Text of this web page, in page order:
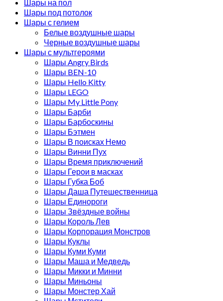
Шары на пол
Шары под потолок
Шары с гелием
Белые воздушные шары
Черные воздушные шары
Шары с мультгероями
Шары Angry Birds
Шары BEN-10
Шары Hello Kitty
Шары LEGO
Шары My Little Pony
Шары Барби
Шары Барбоскины
Шары Бэтмен
Шары В поисках Немо
Шары Винни Пух
Шары Время приключений
Шары Герои в масках
Шары Губка Боб
Шары Даша Путешественница
Шары Единороги
Шары Звёздные войны
Шары Король Лев
Шары Корпорация Монстров
Шары Куклы
Шары Куми Куми
Шары Маша и Медведь
Шары Микки и Минни
Шары Миньоны
Шары Монстер Хай